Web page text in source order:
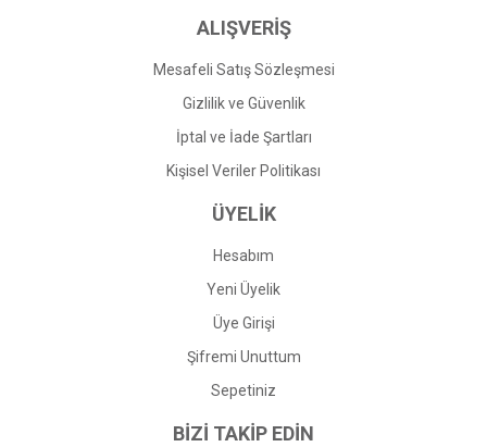
ALIŞVERİŞ
Mesafeli Satış Sözleşmesi
Gizlilik ve Güvenlik
İptal ve İade Şartları
Kişisel Veriler Politikası
ÜYELİK
Hesabım
Yeni Üyelik
Üye Girişi
Şifremi Unuttum
Sepetiniz
BİZİ TAKİP EDİN